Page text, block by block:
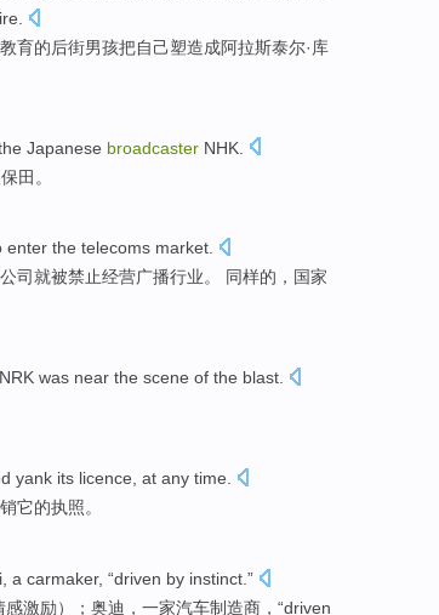
育的后街男孩把自己塑造成阿拉斯泰尔· 库
Japanese broadcaster NHK.
田 。
enter the telecoms market.
公司就被禁止经营广播行业。 同样的， 国家
NRK was near the scene of the blast
yank its licence , at any time.
它的执照。
, a carmaker, “driven by instinct .”
感激励）； 奥迪 ， 一家汽车制造商 ，“driven